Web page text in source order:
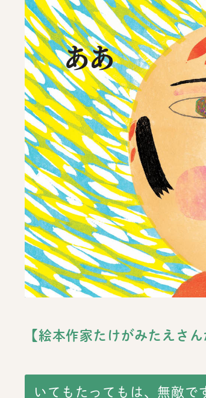
【絵本作家たけがみたえさ
いてもたってもは、無敵で